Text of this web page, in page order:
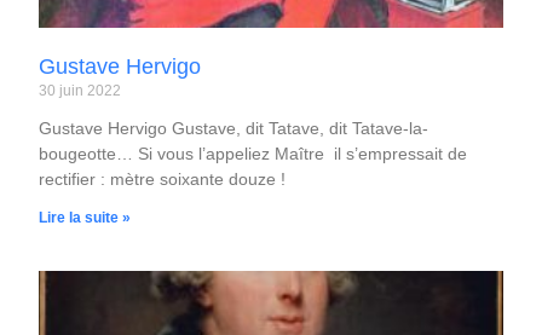
Gustave Hervigo
30 juin 2022
Gustave Hervigo Gustave, dit Tatave, dit Tatave-la-
bougeotte… Si vous l’appeliez Maître il s’empressait de
rectifier : mètre soixante douze !
Lire la suite »